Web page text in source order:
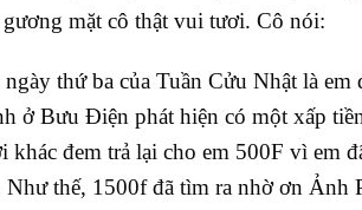
mặt cô thật vui tươi. Cô nói:
thứ ba của Tuần Cửu Nhật là
ở Bưu Điện phát hiện có một xấp
khác đem trả lại cho em 500F vì em
thế, 1500f đã tìm ra nhờ ơn Ảnh